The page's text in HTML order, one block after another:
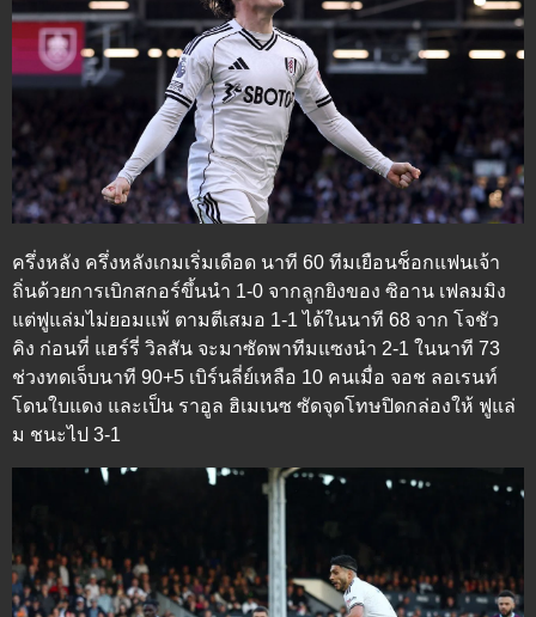
ครึ่งหลัง ครึ่งหลังเกมเริ่มเดือด นาที 60 ทีมเยือนช็อกแฟนเจ้า
ถิ่นด้วยการเบิกสกอร์ขึ้นนำ 1-0 จากลูกยิงของ ซิอาน เฟลมมิง
แต่ฟูแล่มไม่ยอมแพ้ ตามตีเสมอ 1-1 ได้ในนาที 68 จาก โจชัว
คิง ก่อนที่ แฮร์รี่ วิลสัน จะมาซัดพาทีมแซงนำ 2-1 ในนาที 73
ช่วงทดเจ็บนาที 90+5 เบิร์นลี่ย์เหลือ 10 คนเมื่อ จอช ลอเรนท์
โดนใบแดง และเป็น ราอูล ฮิเมเนซ ซัดจุดโทษปิดกล่องให้ ฟูแล่
ม ชนะไป 3-1